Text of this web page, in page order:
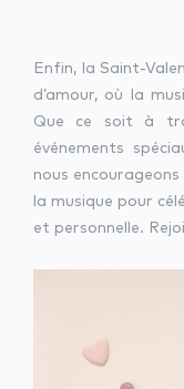
Enfin, la Saint-
d’amour, où la
Que ce soit à
événements
nous
la musique pour
et personnelle.